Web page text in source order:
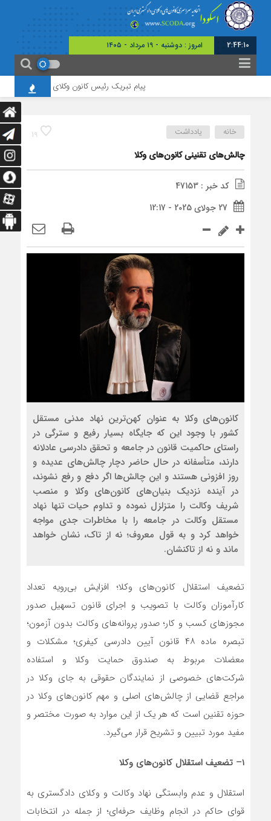
2:44:11 امروز : دوشنبه - ۱۹ مرداد - ۱۴۰۵
پیام تبریک رئیس کانون وکلای چهارمحال و بختیاری
19 خانه یادداشت
چالش‌های تقنینی کانون‌های وکلا
کد خبر : 47153
27 جولای 2025 - 12:17
کانون‌های وکلا به عنوان کهن‌ترین نهاد مدنی مستقل
کشور با وجود این که جایگاه بسیار رفیع و سترگی در
راستای حاکمیت قانون در جامعه و تحقق دادرسی عادلانه
دارند، متأسفانه در حال حاضر دچار چالش‌های عدیده و
روز افزونی هستند و این چالش‌ها اگر دفع و رفع نشوند،
در آینده نزدیک بنیان‌های کانون‌های وکلا و منصب
شریف وکالت را متزلزل نموده و تداوم حیات تنها نهاد
مستقل وکالت در جامعه را با مخاطرات جدی مواجه
خواهد کرد و به قول معروف؛ نه از تاک، نشان خواهد
ماند و نه از تاکنشان.
تضعیف استقلال کانون‌های وکلا؛ افزایش بی‌رویه تعداد
کارآموزان وکالت با تصویب و اجرای قانون تسهیل صدور
مجوز‌های کسب و کار؛ صدور پروانه‌های وکالت بدون آزمون؛
تبصره ماده ۴۸ قانون آیین دادرسی کیفری؛ مشکلات و
معضلات مربوط به صندوق حمایت وکلا و استفاده
شرکت‌های خصوصی از نمایندگان حقوقی به جای وکلا در
مراجع قضایی از چالش‌های اصلی و مهم کانون‌های وکلا در
حوزه تقنین است که هر یک از این موارد به صورت مختصر و
مفید مورد تبیین و تشریح قرار می‌گیرد.
۱– تضعیف استقلال کانون‌های وکلا
استقلال و عدم وابستگی نهاد وکالت و وکلای دادگستری به
قوای حاکم در انجام وظایف حرفه‌ای؛ از جمله در انتخابات